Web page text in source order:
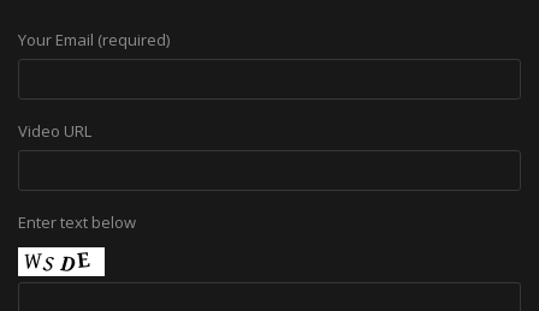
Your Email (required)
Video URL
Enter text below